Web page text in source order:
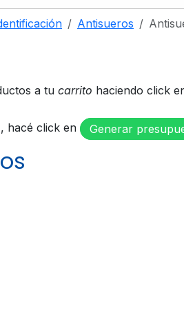
Antisueros
a tu carrito haciendo click
hacé click en Generar